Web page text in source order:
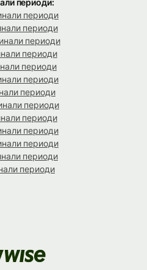
периоди
периоди
периоди
периоди
периоди
периоди
периоди
периоди
периоди
периоди
периоди
периоди
периоди